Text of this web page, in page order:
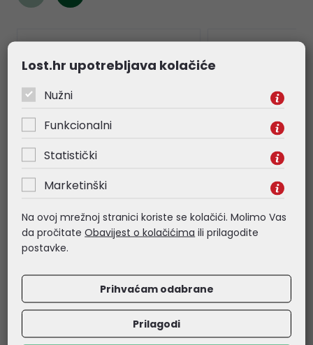
Canon toner CRG-067HM
magenta 5104C002 (3.250
stranica)
92,70 €
5104C002
Šifra:62403
Canon toner
3009C002 (3100
103,00 €
Šifra:CRG057
Lost.hr upotrebljava kolačiće
Nužni
Funkcionalni
Statistički
Marketinški
Na ovoj mrežnoj stranici koriste se kolačići. Molimo Vas
da pročitateObavijest o kolačićima ili prilagodite
postavke.
Prihvaćam odabrane
Prilagodi